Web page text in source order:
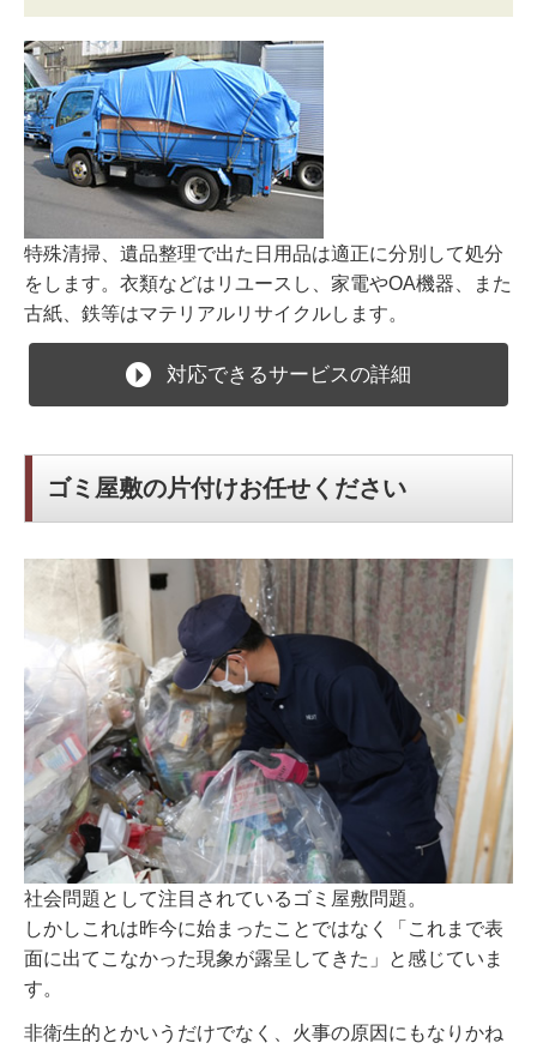
特殊清掃、遺品整理で出た日用品は適正に分別して処分
をします。衣類などはリユースし、家電やOA機器、また
古紙、鉄等はマテリアルリサイクルします。
対応できるサービスの詳細
ゴミ屋敷の片付けお任せください
社会問題として注目されているゴミ屋敷問題。
しかしこれは昨今に始まったことではなく「これまで表
面に出てこなかった現象が露呈してきた」と感じていま
す。
非衛生的とかいうだけでなく、火事の原因にもなりかね